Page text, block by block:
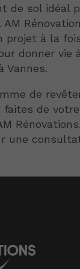
de sol idéal
projet à la
donner vie
Vannes.
de
de
une